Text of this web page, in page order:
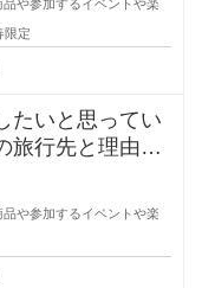
や参加するイベントや楽
限定
たいと思ってい
旅行先と理由や
え
や参加するイベントや楽